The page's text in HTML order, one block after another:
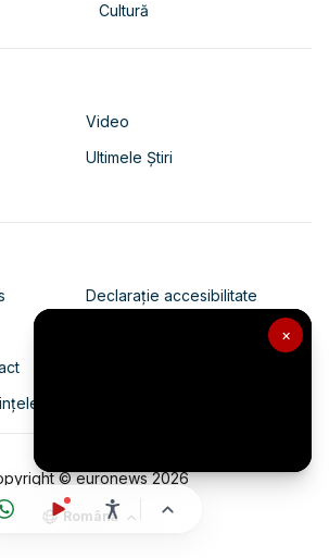
×
Cultură
Video
Ultimele Știri
Declarație accesibilitate
Politica de confidențialitate
© euronews2026
Română